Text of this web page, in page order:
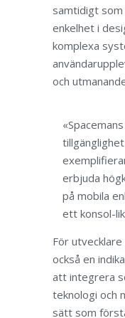
samtidigt
enkelhet i
komplexa
och
erbjuda
på mobila
ett konsol-
För
också en
att integrera
teknologi och
sätt som